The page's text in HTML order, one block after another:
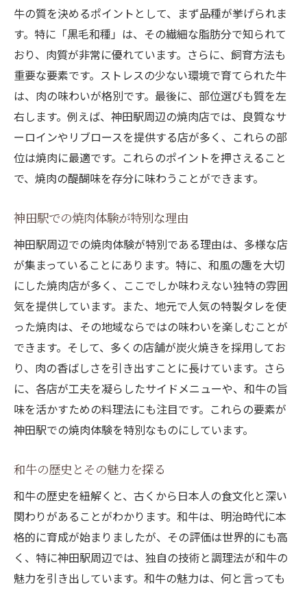
神田駅の焼肉店が誇るオリジナルタレ
和牛の旨味を引き出す特製タレの作り方
炭火で焼き上げる和風焼肉の極上体験を神田駅
で
炭火焼きの魅力とその効果
炭火焼きで和牛をもっと美味しくするコツ
神田駅で体験する炭火の香ばしさ
炭火焼きの歴史とその進化
和風焼肉における炭火の役割とは
神田駅の焼肉店で体感する和牛の奥深い味わい
和牛の豊かな風味を引き出す調理法
神田駅で体験する和牛の多彩な味わい
和牛牛肉の種類と味の違いを解説
地元で愛される焼肉店の魅力
和牛の旨味を最大限に引き出す秘訣
神田駅での焼肉体験が生み出す感動
和風焼肉の真髄を堪能する神田駅おすすめスポ
ット
神田駅の隠れ家風焼肉店を訪れる
地元の人が選ぶ和風焼肉の名店
家族や友人と楽しむ和風焼肉スポット
焼肉好き必見のおすすめ店舗
神田駅でしか味わえない特別な焼肉体験
牛の質を決めるポイントとして、まず品種が挙げられま
す。特に「黒毛和種」は、その繊細な脂肪分で知られて
おり、肉質が非常に優れています。さらに、飼育方法も
重要な要素です。ストレスの少ない環境で育てられた牛
は、肉の味わいが格別です。最後に、部位選びも質を左
右します。例えば、神田駅周辺の焼肉店では、良質なサ
ーロインやリブロースを提供する店が多く、これらの部
位は焼肉に最適です。これらのポイントを押さえること
で、焼肉の醍醐味を存分に味わうことができます。
神田駅での焼肉体験が特別な理由
神田駅周辺での焼肉体験が特別である理由は、多様な店
が集まっていることにあります。特に、和風の趣を大切
にした焼肉店が多く、ここでしか味わえない独特の雰囲
気を提供しています。また、地元で人気の特製タレを使
った焼肉は、その地域ならではの味わいを楽しむことが
できます。そして、多くの店舗が炭火焼きを採用してお
り、肉の香ばしさを引き出すことに長けています。さら
に、各店が工夫を凝らしたサイドメニューや、和牛の旨
味を活かすための料理法にも注目です。これらの要素が
神田駅での焼肉体験を特別なものにしています。
和牛の歴史とその魅力を探る
和牛の歴史を紐解くと、古くから日本人の食文化と深い
関わりがあることがわかります。和牛は、明治時代に本
格的に育成が始まりましたが、その評価は世界的にも高
く、特に神田駅周辺では、独自の技術と調理法が和牛の
魅力を引き出しています。和牛の魅力は、何と言っても